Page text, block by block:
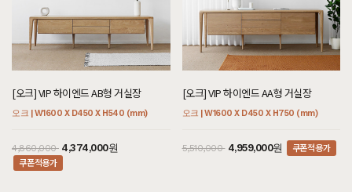
[오크] VIP 하이엔드 AB형 거실장
오크 | W1600 X D450 X H540 (mm)
4,860,000 4,374,000원
쿠폰적용가
[오크] VIP 하이엔드 AA형 거실장
오크 | W1600 X D450 X H750 (mm)
5,510,000 4,959,000원 쿠폰적용가